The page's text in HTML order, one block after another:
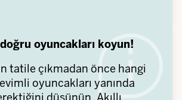
oyuncakları koyun!
tatile çıkmadan önce hangi
oyuncakları yanında